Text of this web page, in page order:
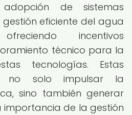
de sistemas
eficiente del agua
incentivos
técnico para la
tecnologías. Estas
no solo impulsar la
sino también generar
importancia de la gestión